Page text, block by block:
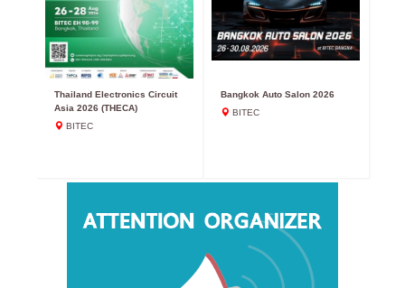
Thailand Electronics Circuit
Asia 2026 (THECA)
BITEC
Bangkok Auto Salon 2026
BITEC